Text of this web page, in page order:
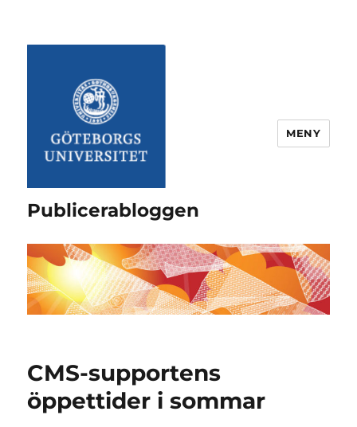
Publicerabloggen
MENY
CMS-supportens
öppettider i sommar